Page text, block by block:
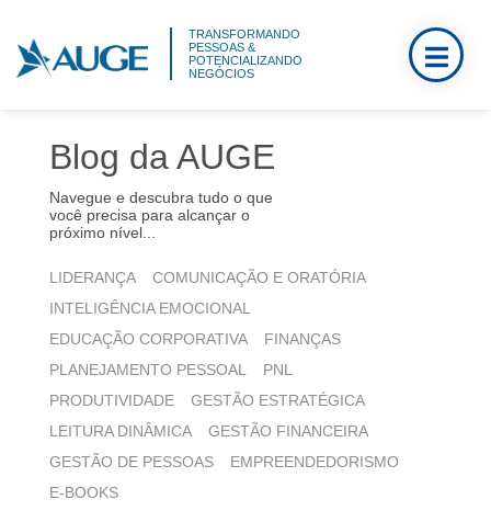
TRANSFORMANDO
PESSOAS &
POTENCIALIZANDO
NEGÓCIOS
Blog da AUGE
Navegue e descubra tudo o que
você precisa para alcançar o
próximo nível...
LIDERANÇA
COMUNICAÇÃO E ORATÓRIA
INTELIGÊNCIA EMOCIONAL
EDUCAÇÃO CORPORATIVA
FINANÇAS
PLANEJAMENTO PESSOAL
PNL
PRODUTIVIDADE
GESTÃO ESTRATÉGICA
LEITURA DINÂMICA
GESTÃO FINANCEIRA
GESTÃO DE PESSOAS
EMPREENDEDORISMO
E-BOOKS